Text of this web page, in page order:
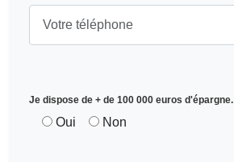
Je dispose de + de 100 000 euros d'épargne.
Oui Non